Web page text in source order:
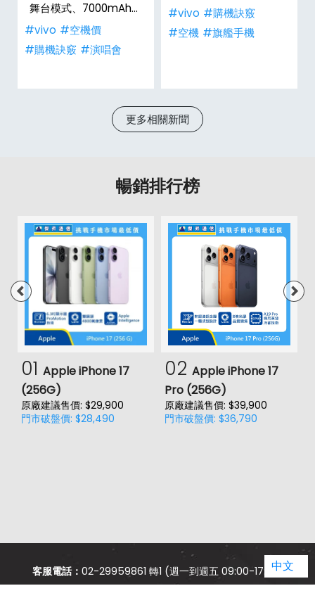
舞台模式、7000mAh大
電量，空機推薦哪裡買低
價？
#vivo #空機價
#購機訣竅 #演唱會
#vivo #購機訣竅
#空機 #旗艦手機
更多相關新聞
暢銷排行榜
01 Apple iPhone 17
(256G)
原廠建議售價: $29,900
門市破盤價: $28,490
02 Apple iPhone 17
Pro (256G)
原廠建議售價: $39,900
門市破盤價: $36,790
客服電話： 02-29959861 轉1 (週一到週五 09:00-17:00)中文